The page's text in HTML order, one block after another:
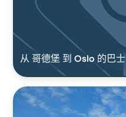
从 哥德堡 到 Oslo 的巴士